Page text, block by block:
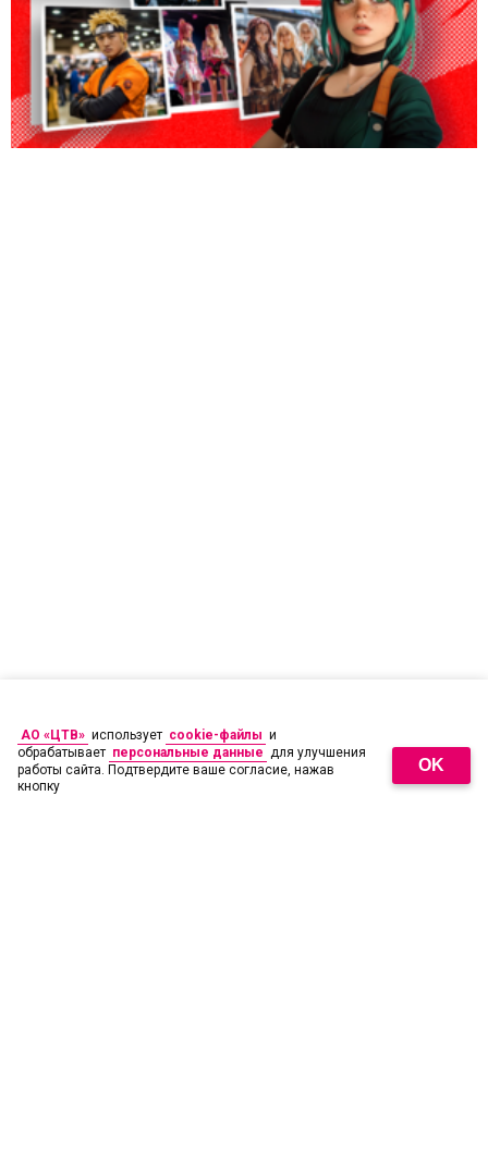
АО «ЦТВ» использует cookie-файлы и
обрабатывает персональные данные для улучшения
работы сайта. Подтвердите ваше согласие, нажав
кнопку
OK